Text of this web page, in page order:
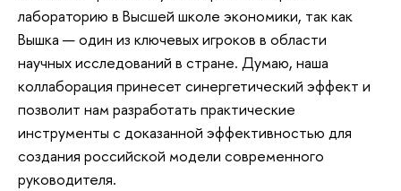
лабораторию в Высшей школе экономики, так как
Вышка — один из ключевых игроков в области
научных исследований в стране. Думаю, наша
коллаборация принесет синергетический эффект и
позволит нам разработать практические
инструменты с доказанной эффективностью для
создания российской модели современного
руководителя.